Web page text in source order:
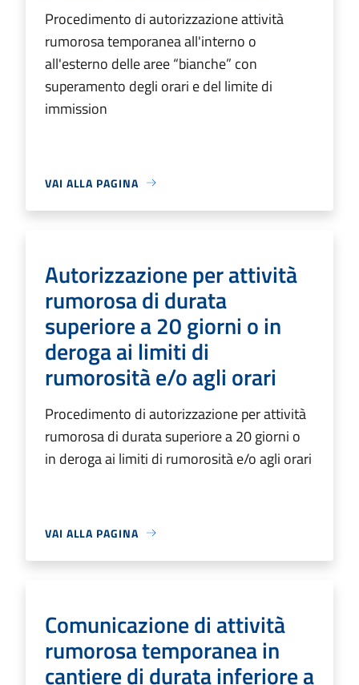
Procedimento di autorizzazione attività
rumorosa temporanea all'interno o
all'esterno delle aree “bianche” con
superamento degli orari e del limite di
immission
VAI ALLA PAGINA
Autorizzazione per attività
rumorosa di durata
superiore a 20 giorni o in
deroga ai limiti di
rumorosità e/o agli orari
Procedimento di autorizzazione per attività
rumorosa di durata superiore a 20 giorni o
in deroga ai limiti di rumorosità e/o agli orari
VAI ALLA PAGINA
Comunicazione di attività
rumorosa temporanea in
cantiere di durata inferiore a